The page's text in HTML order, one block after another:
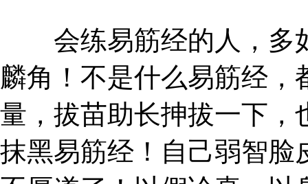
会练易筋经的人，多
麟角！不是什么易筋经
量，拔苗助长抻拔一下，
抹黑易筋经！自己弱智脸